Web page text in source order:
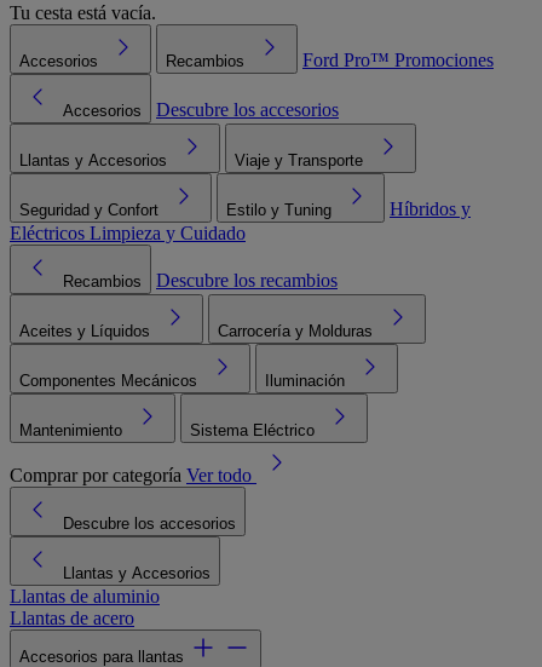
Tu cesta está vacía.
Accesorios Recambios Ford Pro™ Promociones
Accesorios Descubre los accesorios
Llantas y Accesorios Viaje y Transporte
Seguridad y Confort Estilo y Tuning
Híbridos y
Eléctricos Limpieza y Cuidado
Recambios Descubre los recambios
Aceites y Líquidos Carrocería y Molduras
Componentes Mecánicos Iluminación
Mantenimiento Sistema Eléctrico
Comprar por categoría Ver todo
Descubre los accesorios
Llantas y Accesorios
Llantas de aluminio
Llantas de acero
Accesorios para llantas